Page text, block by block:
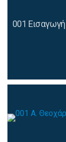
001 Eισαγωγή